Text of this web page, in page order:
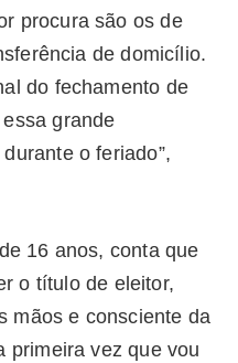
procura são os de
de domicílio.
do fechamento de
grande
o feriado”,
16 anos, conta que
o título de eleitor,
mãos e consciente da
primeira vez que vou